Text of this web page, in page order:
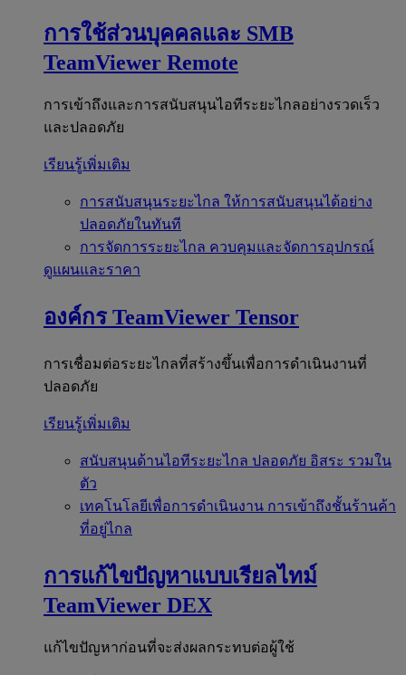
การใช้ส่วนบุคคลและ SMB
TeamViewer Remote
การเข้าถึงและการสนับสนุนไอทีระยะไกลอย่างรวดเร็ว
และปลอดภัย
เรียนรู้เพิ่มเติม
การสนับสนุนระยะไกล ให้การสนับสนุนได้อย่าง
ปลอดภัยในทันที
การจัดการระยะไกล ควบคุมและจัดการอุปกรณ์
ดูแผนและราคา
องค์กร TeamViewer Tensor
การเชื่อมต่อระยะไกลที่สร้างขึ้นเพื่อการดำเนินงานที่
ปลอดภัย
เรียนรู้เพิ่มเติม
สนับสนุนด้านไอทีระยะไกล ปลอดภัย อิสระ รวมใน
ตัว
เทคโนโลยีเพื่อการดำเนินงาน การเข้าถึงชั้นร้านค้า
ที่อยู่ไกล
การแก้ไขปัญหาแบบเรียลไทม์
TeamViewer DEX
แก้ไขปัญหาก่อนที่จะส่งผลกระทบต่อผู้ใช้